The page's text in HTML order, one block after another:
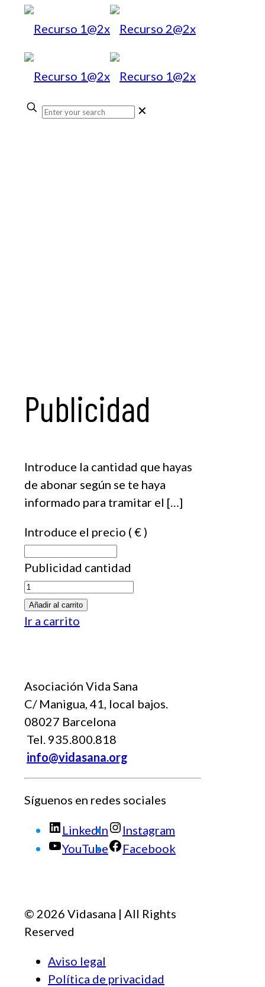
✕
Publicidad
Introduce la cantidad que hayas
de abonar según se te haya
informado para tramitar el […]
Introduce el precio ( € )
Publicidad cantidad
Añadir al carrito
Ir a carrito
Asociación Vida Sana
C/ Manigua, 41, local bajos.
08027 Barcelona
Tel. 935.800.818
info@vidasana.org
Síguenos en redes sociales
LinkedIn
Instagram
YouTube
Facebook
© 2026 Vidasana | All Rights
Reserved
Aviso legal
Política de privacidad